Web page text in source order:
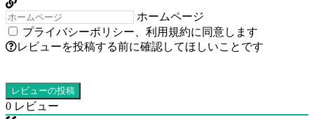
ホームページ
プライバシーポリシー
利用規約に同意します
レビューを投稿する前に確認してほしいことです
0 レビュー